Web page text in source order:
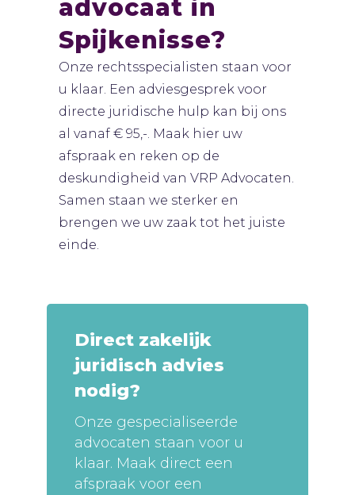
advocaat in
Spijkenisse?
Onze rechtsspecialisten staan voor
u klaar. Een adviesgesprek voor
directe juridische hulp kan bij ons
al vanaf € 95,-. Maak hier uw
afspraak en reken op de
deskundigheid van VRP Advocaten.
Samen staan we sterker en
brengen we uw zaak tot het juiste
einde.
Direct zakelijk
juridisch advies
nodig?
Onze gespecialiseerde
advocaten staan voor u
klaar. Maak direct een
afspraak voor een